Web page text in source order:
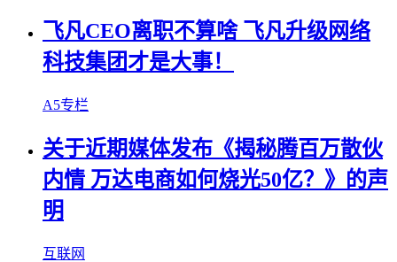
飞凡CEO离职不算啥 飞凡升级网络
科技集团才是大事！
A5专栏
关于近期媒体发布《揭秘腾百万散伙
内情 万达电商如何烧光50亿？》的声
明
互联网